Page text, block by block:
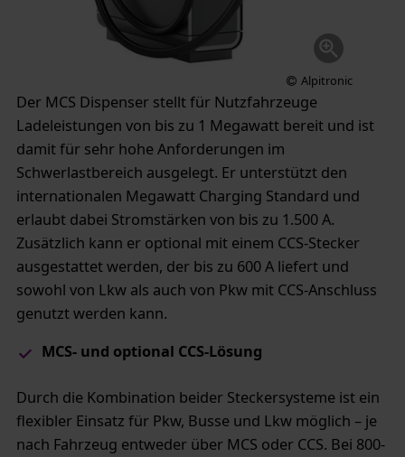
Der MCS Dispenser stellt für Nutzfahrzeuge
Ladeleistungen von bis zu 1 Megawatt bereit und ist
damit für sehr hohe Anforderungen im
Schwerlastbereich ausgelegt. Er unterstützt den
internationalen Megawatt Charging Standard und
erlaubt dabei Stromstärken von bis zu 1.500 A.
Zusätzlich kann er optional mit einem CCS-Stecker
ausgestattet werden, der bis zu 600 A liefert und
sowohl von Lkw als auch von Pkw mit CCS-Anschluss
genutzt werden kann.
MCS- und optional CCS-Lösung​
Durch die Kombination beider Steckersysteme ist ein
flexibler Einsatz für Pkw, Busse und Lkw möglich – je
nach Fahrzeug entweder über MCS oder CCS. Bei 800-
Alpitronic